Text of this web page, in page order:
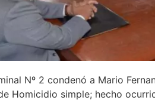
Nº 2 condenó a Mario
Homicidio simple; hecho